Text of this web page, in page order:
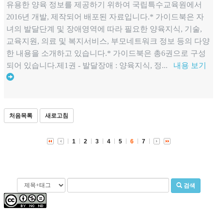
유용한 양육 정보를 제공하기 위하여 국립특수교육원에서
2016년 개발, 제작되어 배포된 자료입니다.* 가이드북은 자
녀의 발달단계 및 장애영역에 따라 필요한 양육지식, 기술,
교육지원, 의료 및 복지서비스, 부모네트워크 정보 등의 다양
한 내용을 소개하고 있습니다.* 가이드북은 총6권으로 구성
되어 있습니다.제1권 - 발달장애 : 양육지식, 정... 내용 보기
처음목록 새로고침
1 2 3 4 5 6 7
검색